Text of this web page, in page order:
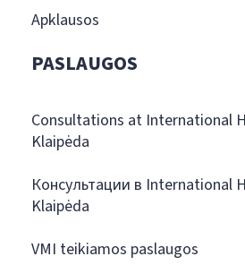
Apklausos
PASLAUGOS
Consultations at International
Klaipėda
Консультации в International
Klaipėda
VMI teikiamos paslaugos